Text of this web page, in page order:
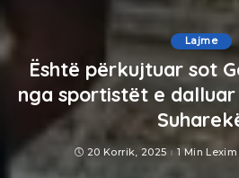
Lajme
Është përkujtuar sot
nga sportistët e
20 Korrik, 2025 1 Min Lexim